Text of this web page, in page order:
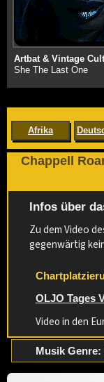
Artbat & Vintage
She The Last One
Afrika
Chappell
Infos über
Zu dem Video
gegenwärtig
OLJO Tages
Video in den
Musik